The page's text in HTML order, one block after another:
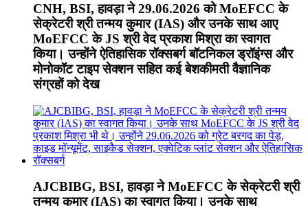
CNH, BSI, हावड़ा ने 29.06.2026 को MoEFCC के
सेक्रेटरी श्री तन्मय कुमार (IAS) और उनके साथ आए
MoEFCC के JS श्री वेद प्रकाश मिश्रा का स्वागत
किया। उन्होंने ऐतिहासिक रॉक्सबर्ग बॉटनिकल ड्रॉइंग्स और
मोनोकॉट टाइप सेक्शन सहित कई बेशकीमती वैज्ञानिक
संग्रहों को देख
AJCBIBG, BSI, हावड़ा ने MoEFCC के सेक्रेटरी श्री
तन्मय कुमार (IAS) का स्वागत किया। उनके साथ